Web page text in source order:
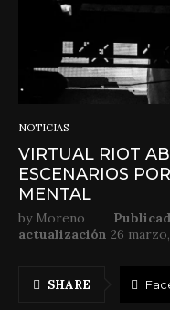
NOTICIAS
VIRTUAL RIOT
ESCENARIOS
MENTAL
by Moreno
actualización 26
SHARE